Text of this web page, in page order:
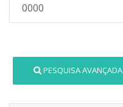
0000
PESQUISA AVANÇADA